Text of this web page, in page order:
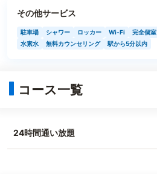
その他サービス
駐車場 シャワー ロッカー Wi-Fi 完全個室
水素水
無料カウンセリング 駅から5分以内
コース一覧
24時間通い放題